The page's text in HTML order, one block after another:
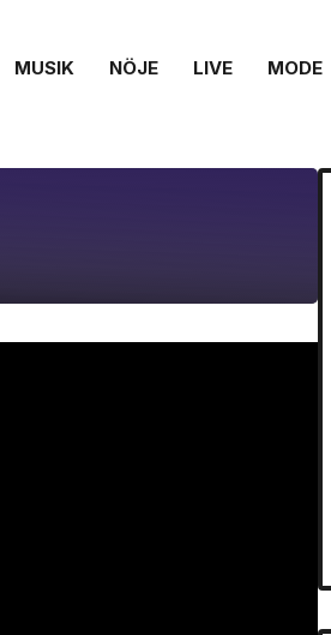
MUSIK NÖJE LIVE MODE